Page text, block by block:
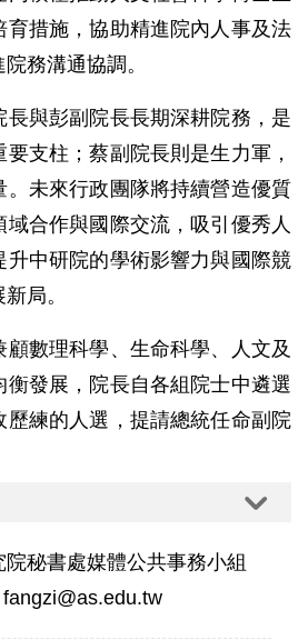
育措施，協助精進院內人事及法
務溝通協調。
長與彭副院長長期深耕院務，是
支柱；蔡副院長則是生力軍，
。未來行政團隊將持續營造優質
合作與國際交流，吸引優秀人
升中研院的學術影響力與國際競
局。
數理科學、生命科學、人文及
發展，院長自各組院士中遴選
歷練的人選，提請總統任命副院
秘書處媒體公共事務小組